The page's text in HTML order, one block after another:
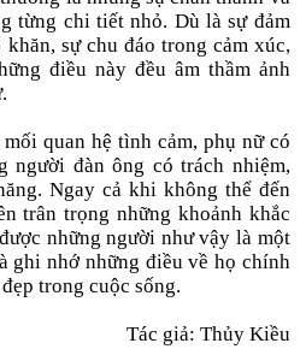
từng chi tiết nhỏ. Dù là sự đảm
sự chu đáo trong cảm xúc,
điều này đều âm thầm ảnh
quan hệ tình cảm, phụ nữ có
người đàn ông có trách nhiệm,
Ngay cả khi không thể đến
trân trọng những khoảnh khắc
những người như vậy là một
ghi nhớ những điều về họ chính
trong cuộc sống.
Tác giả: Thủy Kiều